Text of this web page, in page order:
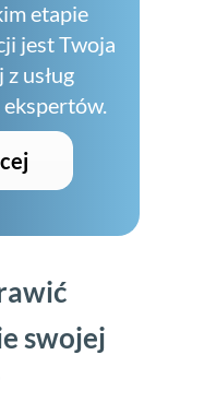
etapie
jest Twoja
usług
swojej